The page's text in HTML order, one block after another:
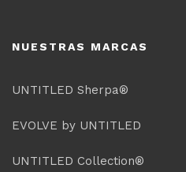
NUESTRAS MARCAS
UNTITLED Sherpa®
EVOLVE by UNTITLED
UNTITLED Collection®